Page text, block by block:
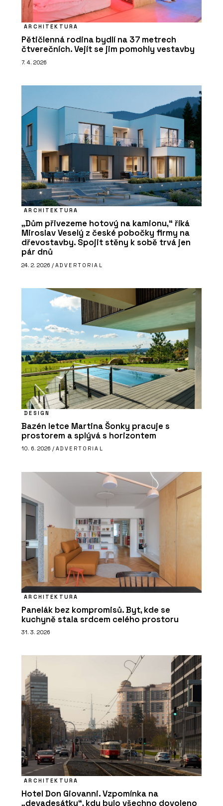
ARCHITEKTURA
Pětičlenná rodina bydlí na 37 metrech
čtverečních. Vejít se jim pomohly vestavby
7. 4. 2026
ARCHITEKTURA
„Dům přivezeme hotový na kamionu,“ říká
Miroslav Veselý z české pobočky firmy na
dřevostavby. Spojit stěny k sobě trvá jen
pár dnů
24. 2. 2026 / ADVERTORIAL
DESIGN
Bazén letce Martina Šonky pracuje s
prostorem a splývá s horizontem
10. 6. 2026 / ADVERTORIAL
ARCHITEKTURA
Panelák bez kompromisů. Byt, kde se
kuchyně stala srdcem celého prostoru
31. 3. 2026
ARCHITEKTURA
Hotel Don Giovanni. Vzpomínka na
„devadesátky“, kdy bylo všechno dovoleno